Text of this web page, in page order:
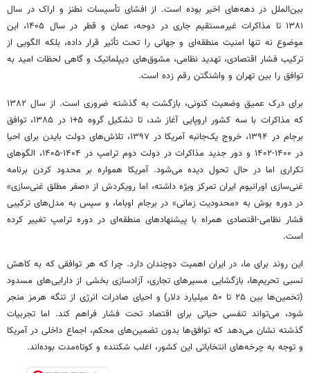
بین‌الملل در دهه‌های اخیر بوده است. از افشای تأسیسات نطنز و اراک در سال
۱۳۸۱ تا مذاکرات غیرمستقیم جاری در دوحه، عمان و قطر در سال ۱۴۰۵، این
موضوع نه تنها امنیت منطقه‌ای و جهانی را تحت تأثیر قرار داده، بلکه الگویی از
ترکیب فشار اقتصادی، تهدید نظامی، مشوق‌های دیپلماتیک و گاهی لحظات امید به
توافق را بین تهران و واشنگتن رقم زده است.
برای درک عمیق وضعیت کنونی، بازگشت به گذشته ضروری است. از سال ۱۳۸۲
که مذاکرات با سه کشور اروپایی آغاز شد، تا تشکیل گروه ۵+۱ در ۱۳۸۵، توافق
برجام در ۱۳۹۴، خروج یک‌جانبه آمریکا در ۱۳۹۷، تلاش‌های دولت بایدن برای احیا
در ۱۴۰۰-۱۴۰۲ و دور جدید مذاکرات در دولت دوم ترامپ در ۱۴۰۴-۱۴۰۵، الگوهای
تکراری اما در حال تحول دیده می‌شود. آمریکا همواره بر محدود کردن برنامه
غنی‌سازی اورانیوم ایران تمرکز ویژه داشته، اما رویکردش از «صفر مطلق غنی‌سازی»
در دوره بوش به «محدودیت زمانی» در برجام اوباما، و سپس به مدل‌های ترکیبی
فشار نظامی-اقتصادی همراه با پیشنهادهای منطقه‌ای در دوره ترامپ تغییر کرده
است.
این روند برای ما، در ایران اهمیت دوچندان دارد. چرا که هر توافقی که به کاهش
نسبی تحریم‌ها، بازگشایی مسیرهای تجاری، آزادسازی بخشی از دارایی‌های مسدود
(تخمین‌ها بین ۲۵ تا ۵۰ میلیارد دلار) و احیای صادرات انرژی از تنگه هرمز منجر
شود، می‌تواند تنفسی حیاتی برای اقتصاد تحت فشار فراهم کند. اما تجربیات
گذشته نشان می‌دهد که توافق‌ها بدون تضمین‌های محکم، اجماع داخلی در آمریکا
و توجه به چرخه‌های انتخاباتی این کشور، اغلب شکننده و کوتاه‌مدت بوده‌اند.